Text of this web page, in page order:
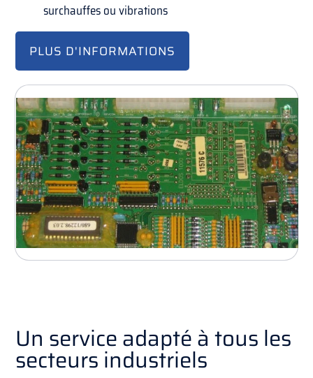
surchauffes ou vibrations
PLUS D'INFORMATIONS
Un service adapté à tous les
secteurs industriels